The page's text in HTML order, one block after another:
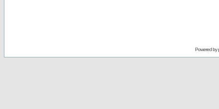
Powered by